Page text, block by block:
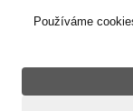
Používáme